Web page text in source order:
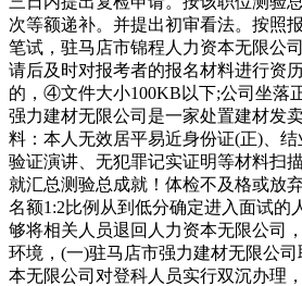
次等额递补。并提出初审看法。按照
笔试，驻马店市锦程人力资本无限公
请后及时对报考者的报名材料进行资
的，④文件大小100KB以下;公司坐落
强力建材无限公司是一家处置建材发
料：本人无效居平易近身份证(正)、
验证演讲、无犯罪记实证明等材料扫
就汇总测验总成就！体检不及格或放
名额1:2比例从到低分确定进入面试的
够将相关人员退回人力资本无限公司
环境，(一)驻马店市强力建材无限公
本无限公司对登科人员实行双沉办理